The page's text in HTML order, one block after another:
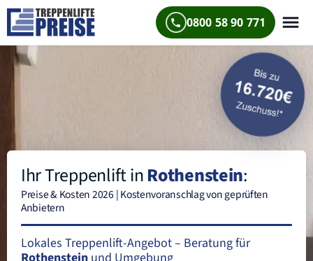
0800 58 90 771
Ihr Treppenlift inRothenstein:
Preise & Kosten 2026 | Kostenvoranschlag von geprüften
Anbietern
Lokales Treppenlift-Angebot – Beratung für